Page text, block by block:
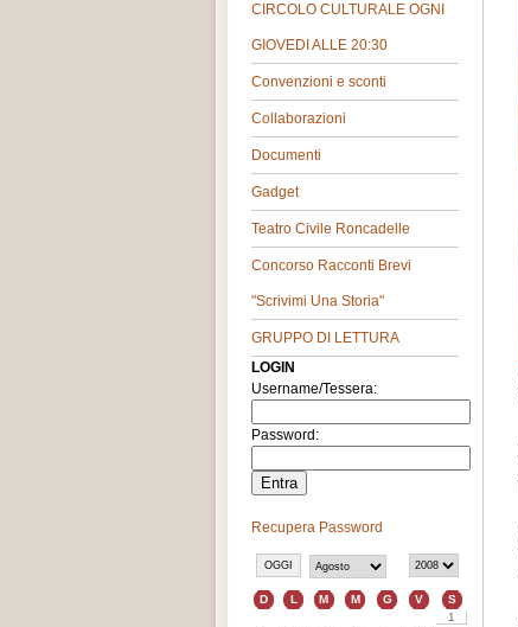
CIRCOLO CULTURALE OGNI
GIOVEDI ALLE 20:30
Convenzioni e sconti
Collaborazioni
Documenti
Gadget
Teatro Civile Roncadelle
Concorso Racconti Brevi
"Scrivimi Una Storia"
GRUPPO DI LETTURA
LOGIN
Username/Tessera:
Password:
Recupera Password